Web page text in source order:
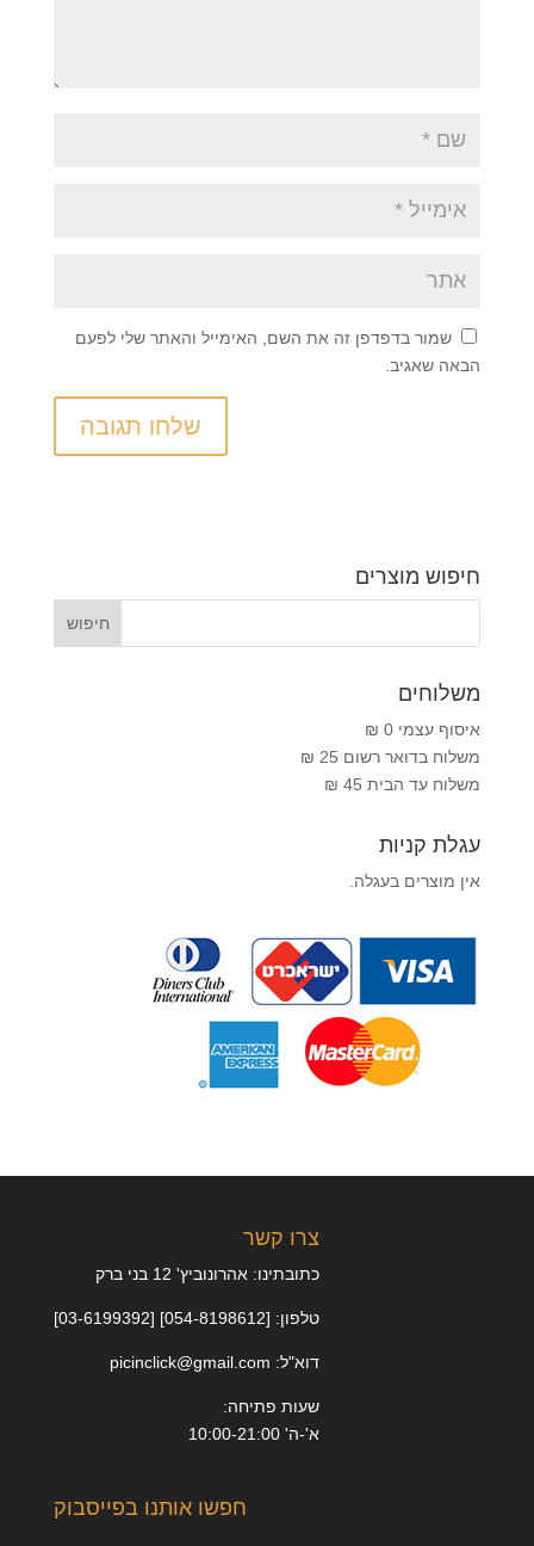
שמור בדפדפן זה את השם, האימייל והאתר שלי לפעם
הבאה שאגיב.
חיפוש מוצרים
משלוחים
איסוף עצמי 0 ₪
משלוח בדואר רשום 25 ₪
משלוח עד הבית 45 ₪
עגלת קניות
אין מוצרים בעגלה.
צרו קשר
כתובתינו: אהרונוביץ' 12 בני ברק
טלפון: [054-8198612] [03-6199392]
דוא"ל: picinclick@gmail.com
שעות פתיחה:
א'-ה' 10:00-21:00
חפשו אותנו בפייסבוק